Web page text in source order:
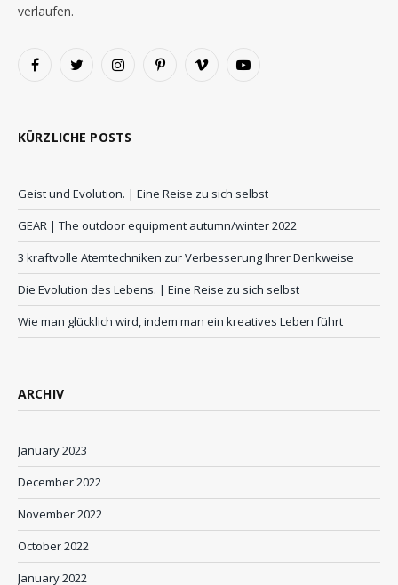
verlaufen.
FacebookTwitter InstagramPinterestVimeo YouTube
KÜRZLICHE POSTS
Geist und Evolution. | Eine Reise zu sich selbst
GEAR | The outdoor equipment autumn/winter 2022
3 kraftvolle Atemtechniken zur Verbesserung Ihrer Denkweise
Die Evolution des Lebens. | Eine Reise zu sich selbst
Wie man glücklich wird, indem man ein kreatives Leben führt
ARCHIV
January 2023
December 2022
November 2022
October 2022
January 2022